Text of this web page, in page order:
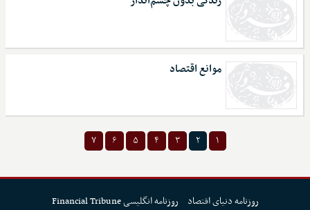
موانع اقتصاد
۱ ۲ ۳ ۴ ۵ ۶ ۷
روزنامه دنیای اقتصاد روزنامه انگلیسی Financial Tribune